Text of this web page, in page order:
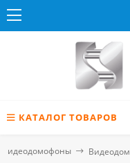
КАТАЛОГ ТОВАРОВ
Видеодомофоны